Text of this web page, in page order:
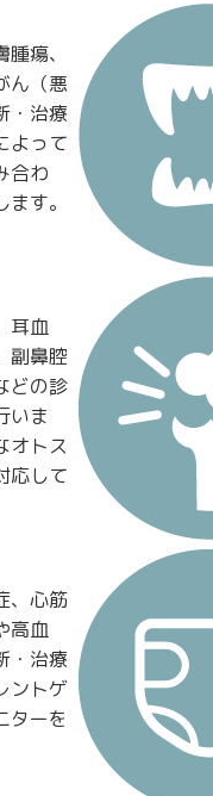
瘍、
ん（悪
・治療
よって
合わ
す。
耳血
副鼻腔
どの診
いま
オトス
応して
、心筋
高血
・治療
ントゲ
ターを